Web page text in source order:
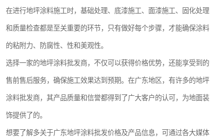
在进行地坪涂料施工时，基础处理、底漆施工、面漆施工、固化处理
和质量检查都是至关重要的环节，只有做好每个步骤，才能确保涂料
的粘附力、防腐性、性和美观性。
选择一家的地坪涂料批发商，不仅可以获得价格优势，还能享受到的
售前售后服务，确保施工效果达到预期。在广东地区，有许多的地坪
涂料批发商，其产品质量和信誉都得到了广大客户的认可，为地面装
饰提供了的。
想要了解多关于广东地坪涂料批发价格及产品信息，可通过各大媒体